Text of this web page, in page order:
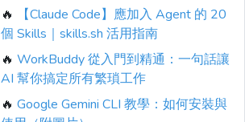
🔥
【Claude Code】應加入 Agent 的 20
個 Skills｜skills.sh 活用指南
🔥 WorkBuddy 從入門到精通：一句話讓
AI 幫你搞定所有繁瑣工作
🔥 Google Gemini CLI 教學：如何安裝與